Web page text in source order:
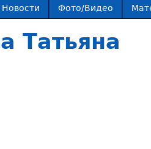
Новости Фото/Видео
Татьяна